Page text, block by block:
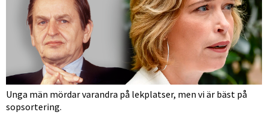
Unga män mördar varandra på lekplatser, men vi är bäst på
sopsortering.